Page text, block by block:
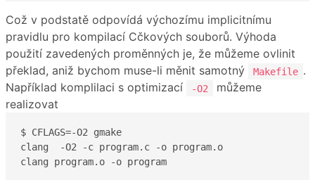
Což v podstatě odpovídá výchozímu implicitnímu
pravidlu pro kompilací Cčkových souborů. Výhoda
použití zavedených proměnných je, že můžeme ovlinit
překlad, aniž bychom muse-li měnit samotný
Makefile .
Například komplilaci s optimizací
-O2
můžeme
realizovat
$ CFLAGS=-O2 gmake
clang  -O2 -c program.c -o program.o
clang program.o -o program